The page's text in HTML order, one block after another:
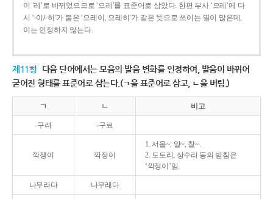
이 ‘레’로 바뀌었으므로 ‘으레’를 표준어로 삼았다. 한편 부사 ‘으레’에 다
시 ‘-이/-히’가 붙은 ‘으레이, 으레히’가 같은 뜻으로 쓰이는 일이 많은데,
이는 인정하지 않는다.
제11항 다음 단어에서는 모음의 발음 변화를 인정하여, 발음이 바뀌어
굳어진 형태를 표준어로 삼는다.(ㄱ을 표준어로 삼고, ㄴ을 버림.)
ㄱ ㄴ 비고
-구려 -구료
깍쟁이 깍정이
1. 서울~, 알~, 찰~.
2. 도토리, 상수리 등의 받침은
‘깍정이’임.
나무라다 나무래다